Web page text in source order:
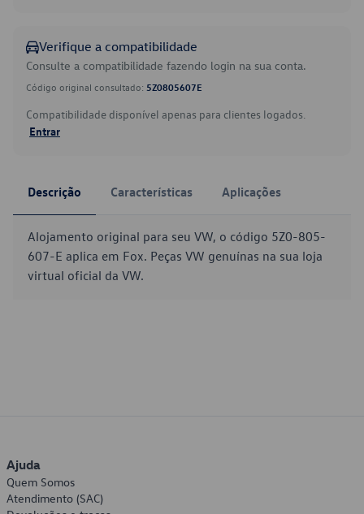
Verifique a compatibilidade
Consulte a compatibilidade fazendo login na sua conta.
Código original consultado: 5Z0805607E
Compatibilidade disponível apenas para clientes logados.
Entrar
Descrição Características Aplicações
Alojamento original para seu VW, o código 5Z0-805-
607-E aplica em Fox. Peças VW genuínas na sua loja
virtual oficial da VW.
Ajuda
Quem Somos
Atendimento (SAC)